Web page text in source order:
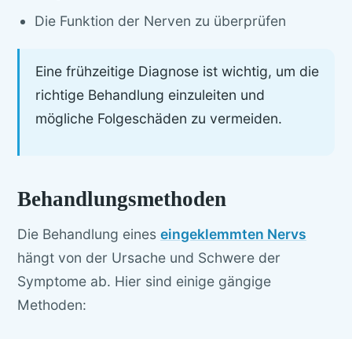
Die Funktion der Nerven zu überprüfen
Eine frühzeitige Diagnose ist wichtig, um die
richtige Behandlung einzuleiten und
mögliche Folgeschäden zu vermeiden.
Behandlungsmethoden
Die Behandlung eines eingeklemmten Nervs
hängt von der Ursache und Schwere der
Symptome ab. Hier sind einige gängige
Methoden: